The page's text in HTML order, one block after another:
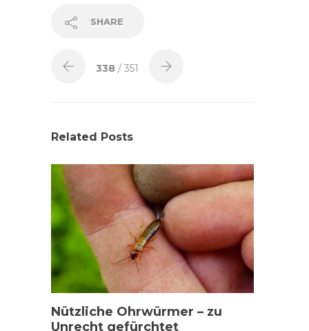
SHARE
338 / 351
Related Posts
Nützliche Ohrwürmer – zu
Unrecht gefürchtet